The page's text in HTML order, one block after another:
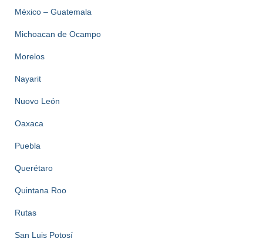
México – Guatemala
Michoacan de Ocampo
Morelos
Nayarit
Nuovo León
Oaxaca
Puebla
Querétaro
Quintana Roo
Rutas
San Luis Potosí